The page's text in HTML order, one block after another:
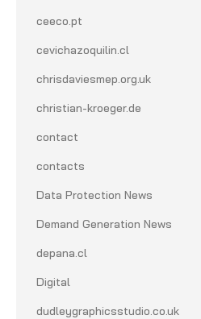
ceeco.pt
cevichazoquilin.cl
chrisdaviesmep.org.uk
christian-kroeger.de
contact
contacts
Data Protection News
Demand Generation News
depana.cl
Digital
dudleygraphicsstudio.co.uk